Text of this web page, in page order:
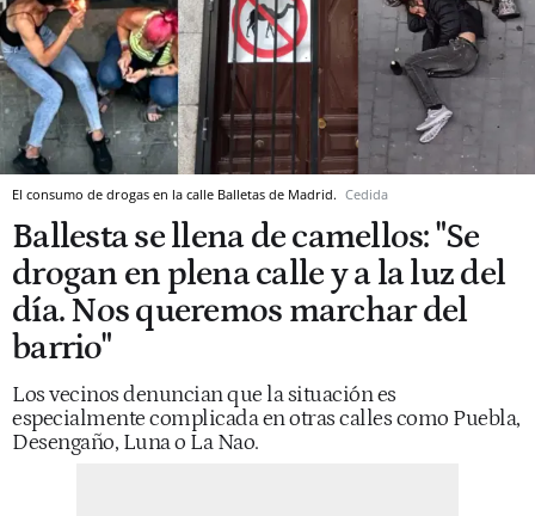
El consumo de drogas en la calle Balletas de Madrid. Cedida
Ballesta se llena de camellos: "Se
drogan en plena calle y a la luz del
día. Nos queremos marchar del
barrio"
Los vecinos denuncian que la situación es
especialmente complicada en otras calles como Puebla,
Desengaño, Luna o La Nao.